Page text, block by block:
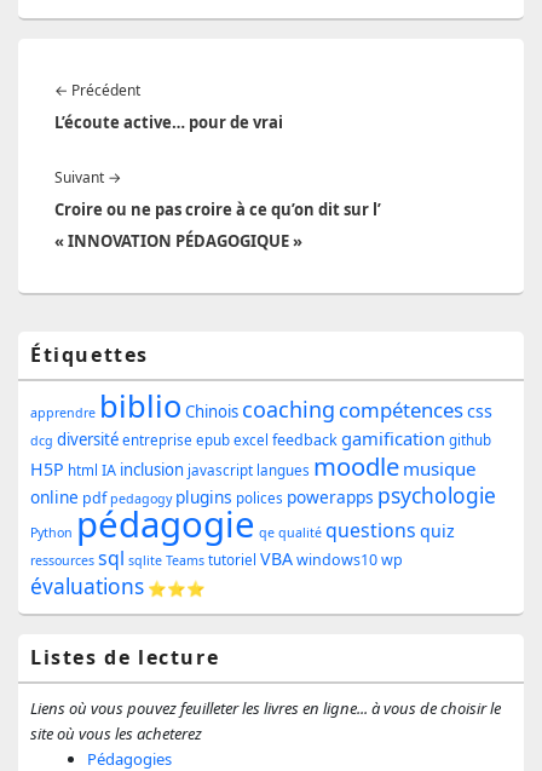
de
l’article
← PrécédentArticle
précédent :
L’écoute active… pour de vrai
Suivant →
suivant :
Croire ou ne pas croire à ce qu’on dit sur l’
« INNOVATION PÉDAGOGIQUE »
Zone
principale
de
widget
pour
la
barre
latérale
Étiquettes
apprendre biblio Chinois coaching compétencescss
dcg diversité entreprise epub excel feedbackgamification github
H5P html IA inclusion javascript langues moodle musique
online pdf pedagogy plugins polices powerapps psychologie
Python pédagogie qe qualité questions quiz
ressources sql sqlite Teams tutoriel VBAwindows10wp
évaluations ⭐⭐⭐
Listes de lecture
Liens où vous pouvez feuilleter les livres en ligne... à vous de choisir le
site où vous les acheterez
Pédagogies